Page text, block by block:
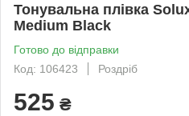
Тонувальна плівка
Medium Black
Готово до відправки
Код: 106423
Роздріб
525 ₴